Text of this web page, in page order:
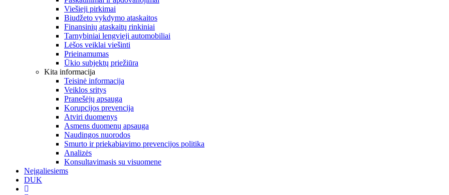
Viešieji pirkimai
Biudžeto vykdymo ataskaitos
Finansinių ataskaitų rinkiniai
Tarnybiniai lengvieji automobiliai
Lėšos veiklai viešinti
Prieinamumas
Ūkio subjektų priežiūra
Kita informacija
Teisinė informacija
Veiklos sritys
Pranešėjų apsauga
Korupcijos prevencija
Atviri duomenys
Asmens duomenų apsauga
Naudingos nuorodos
Smurto ir priekabiavimo prevencijos politika
Analizės
Konsultavimasis su visuomene
Neįgaliesiems
DUK